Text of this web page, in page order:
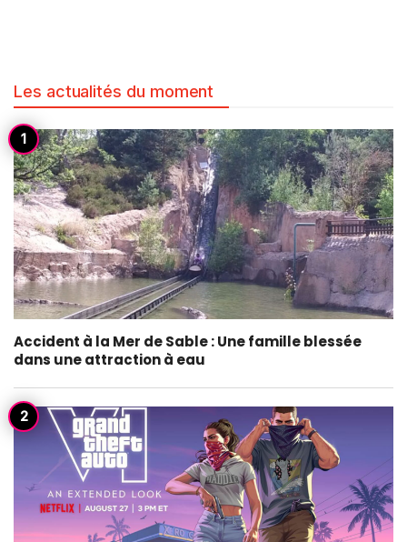
Les actualités du moment
Accident à la Mer de Sable : Une famille blessée
dans une attraction à eau